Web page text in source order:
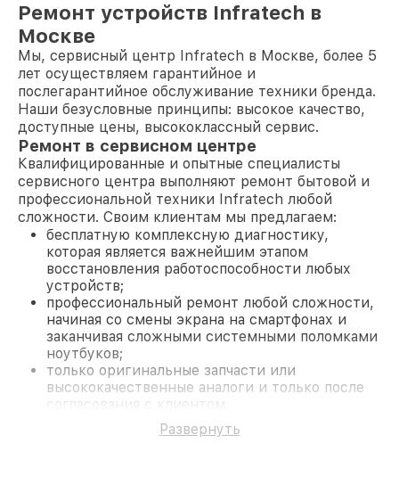
Ремонт устройств Infratech в
Москве
Мы, сервисный центр Infratech в Москве, более 5
лет осуществляем гарантийное и
послегарантийное обслуживание техники бренда.
Наши безусловные принципы: высокое качество,
доступные цены, высококлассный сервис.
Ремонт в сервисном центре
Квалифицированные и опытные специалисты
сервисного центра выполняют ремонт бытовой и
профессиональной техники Infratech любой
сложности. Своим клиентам мы предлагаем:
бесплатную комплексную диагностику,
которая является важнейшим этапом
восстановления работоспособности любых
устройств;
профессиональный ремонт любой сложности,
начиная со смены экрана на смартфонах и
заканчивая сложными системными поломками
ноутбуков;
только оригинальные запчасти или
высококачественные аналоги и только после
согласования с клиентом.
На все работы и замененные комплектующие
предоставляется длительная гарантия. В случае
Развернуть